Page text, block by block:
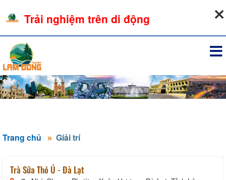
Trang chủ Giải trí
Trà Sữa Thỏ Ú - Đà Lạt
Trải nghiệm trên di động